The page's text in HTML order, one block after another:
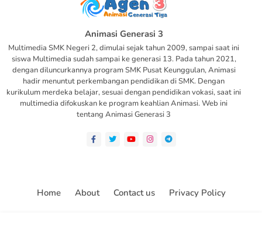
Animasi Generasi 3
Multimedia SMK Negeri 2, dimulai sejak tahun 2009, sampai saat ini
siswa Multimedia sudah sampai ke generasi 13. Pada tahun 2021,
dengan diluncurkannya program SMK Pusat Keunggulan, Animasi
hadir menuntut perkembangan pendidikan di SMK. Dengan
kurikulum merdeka belajar, sesuai dengan pendidikan vokasi, saat ini
multimedia difokuskan ke program keahlian Animasi. Web ini
tentang Animasi Generasi 3
Home About Contact us Privacy Policy